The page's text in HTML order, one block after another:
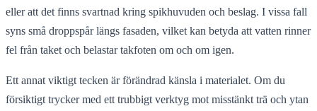
eller att det finns svartnad kring spikhuvuden och beslag. I vissa fall
syns små droppspår längs fasaden, vilket kan betyda att vatten rinner
fel från taket och belastar takfoten om och om igen.
Ett annat viktigt tecken är förändrad känsla i materialet. Om du
försiktigt trycker med ett trubbigt verktyg mot misstänkt trä och ytan